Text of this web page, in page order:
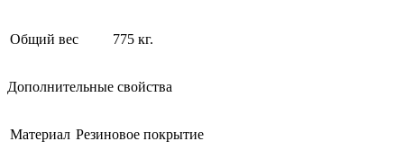
Общий вес 775 кг.
Дополнительные свойства
Материал Резиновое покрытие